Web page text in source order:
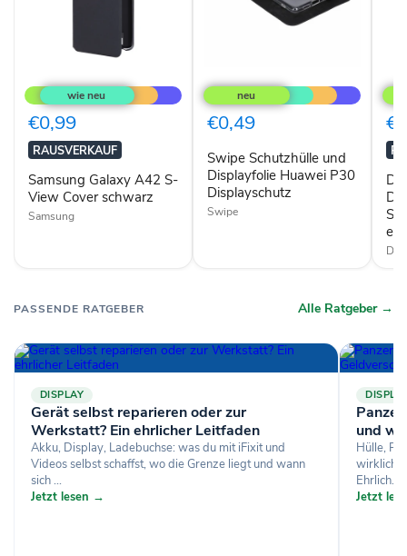
Galaxy
A42
S-
View
Cover
schwarz
€0,99
RAUSVERKAUF
Samsung Galaxy A42 S-
View Cover schwarz
Samsung
Schutzhülle
und
Displayfolie
Huawei
Displayschutz
€0,49
Swipe Schutzhülle und
Displayfolie Huawei P30
Displayschutz
Swipe
S7
PASSENDE RATGEBER Alle Ratgeber →
DISPLAY
Gerät selbst reparieren oder zur
Werkstatt? Ein ehrlicher Leitfaden
Akku, Display, Ladebuchse: was du mit iFixit und
Videos selbst schaffst, wo die Grenze liegt und wann
sich ...
Jetzt lesen →
und
Hülle,
wirklich
Ehrlich...
Jetzt